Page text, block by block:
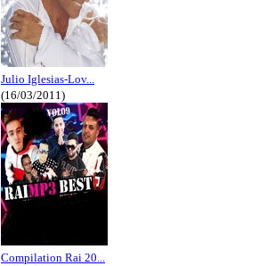
Julio Iglesias-Lov...
(16/03/2011)
Compilation Rai 20...